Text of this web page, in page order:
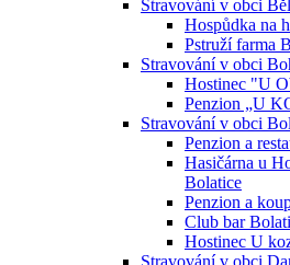
Stravování v obci
Hospůdka na
Pstruží farma
Stravování v obci
Hostinec "U
Penzion „U
Stravování v obci
Penzion a
Hasičárna u
Bolatice
Penzion a
Club bar
Hostinec U
Stravování v obci